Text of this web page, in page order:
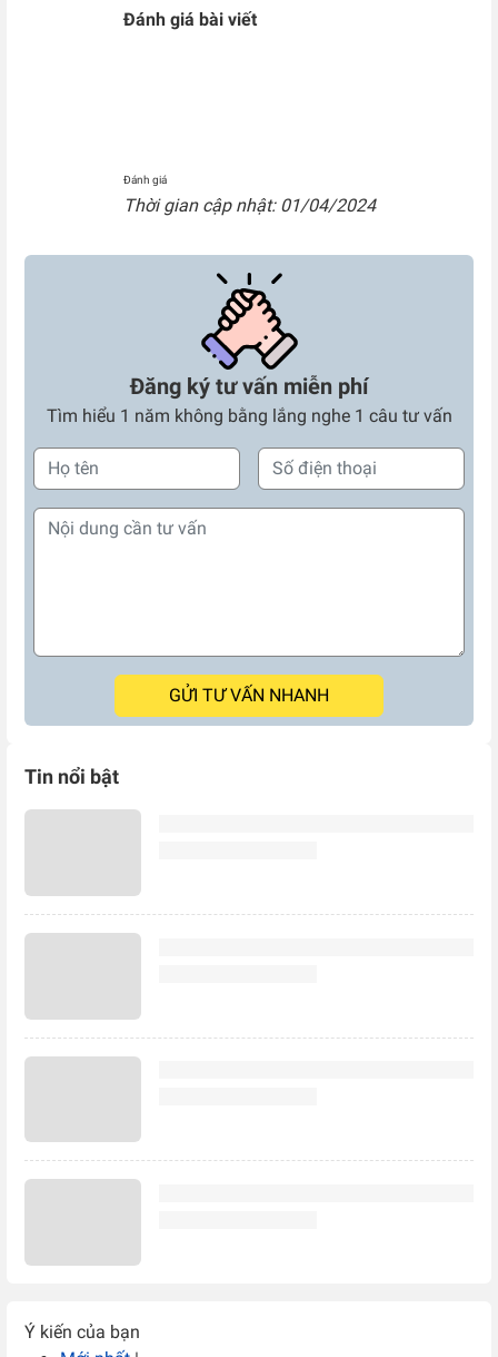
Đánh giá bài viết
Đánh giá
Thời gian cập nhật: 01/04/2024
Đăng ký tư vấn miễn phí
Tìm hiểu 1 năm không bằng lắng nghe 1 câu tư vấn
GỬI TƯ VẤN NHANH
Tin nổi bật
Ý kiến của bạn